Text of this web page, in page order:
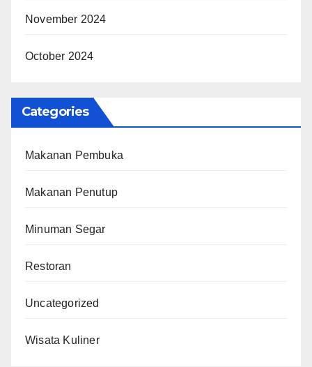
November 2024
October 2024
Categories
Makanan Pembuka
Makanan Penutup
Minuman Segar
Restoran
Uncategorized
Wisata Kuliner